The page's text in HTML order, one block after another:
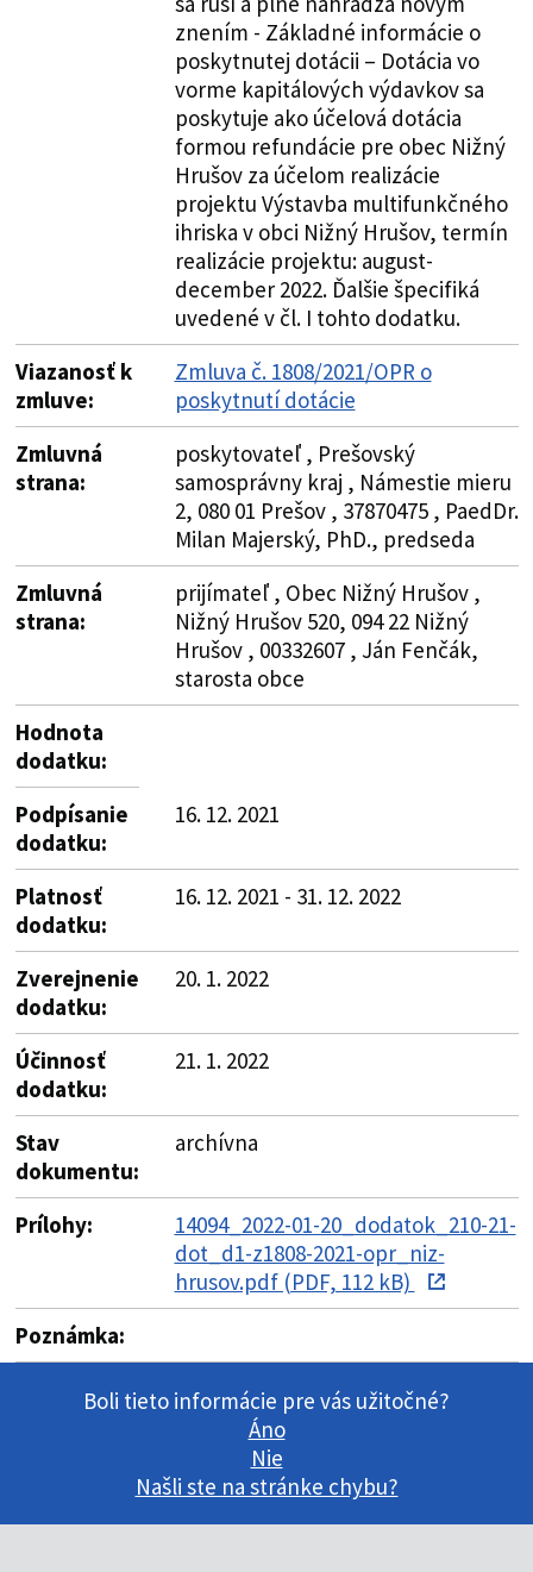
znením - Základné informácie o
poskytnutej dotácii – Dotácia vo
vorme kapitálových výdavkov sa
poskytuje ako účelová dotácia
formou refundácie pre obec Nižný
Hrušov za účelom realizácie
projektu Výstavba multifunkčného
ihriska v obci Nižný Hrušov, termín
realizácie projektu: august-
december 2022. Ďalšie špecifiká
uvedené v čl. I tohto dodatku.
Viazanosť k
zmluve:
Zmluva č. 1808/2021/OPR o
poskytnutí dotácie
Zmluvná
strana:
poskytovateľ , Prešovský
samosprávny kraj , Námestie mieru
2, 080 01 Prešov , 37870475 , PaedDr.
Milan Majerský, PhD., predseda
Zmluvná
strana:
prijímateľ , Obec Nižný Hrušov ,
Nižný Hrušov 520, 094 22 Nižný
Hrušov , 00332607 , Ján Fenčák,
starosta obce
Hodnota
dodatku:
Podpísanie
dodatku:
16. 12. 2021
Platnosť
dodatku:
16. 12. 2021 - 31. 12. 2022
Zverejnenie
dodatku:
20. 1. 2022
Účinnosť
dodatku:
21. 1. 2022
Stav
dokumentu:
archívna
Prílohy:
14094_2022-01-20_dodatok_210-21-
dot_d1-z1808-2021-opr_niz-
hrusov.pdf (PDF, 112 kB)
Poznámka:
Boli tieto informácie pre vás užitočné?
Áno
Nie
Našli ste na stránke chybu?